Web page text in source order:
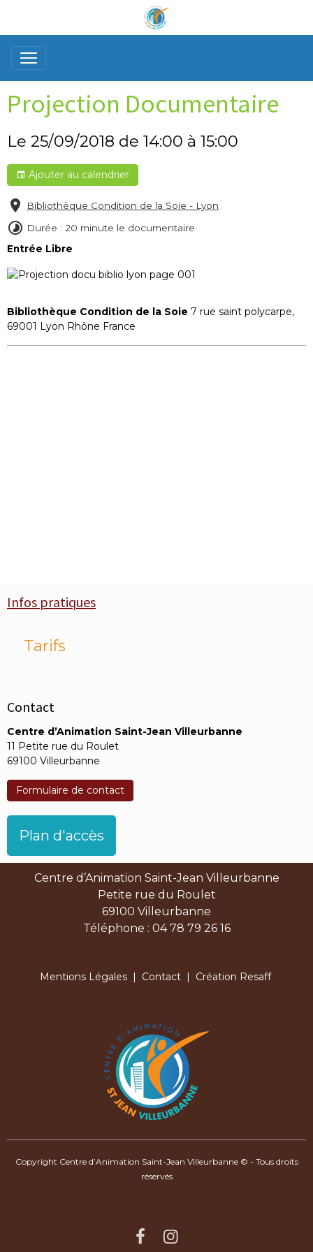
Projection Documentaire
Le 25/09/2018 de 14:00 à 15:00
Ajouter au calendrier
Bibliothèque Condition de la Soie - Lyon
Durée : 20 minute le documentaire
Entrée Libre
Bibliothèque Condition de la Soie 7 rue saint polycarpe,
69001 Lyon Rhône France
Infos pratiques
Tarifs
Contact
Centre d’Animation Saint-Jean Villeurbanne
11 Petite rue du Roulet
69100 Villeurbanne
Formulaire de contact
Plan d'accès
Centre d’Animation Saint-Jean Villeurbanne
Petite rue du Roulet
69100 Villeurbanne
Téléphone : 04 78 79 26 16
Mentions Légales| Contact| Création Resaff
Copyright Centre d’Animation Saint-Jean Villeurbanne © - Tous droits
réservés